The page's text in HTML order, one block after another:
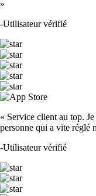
»
-Utilisateur vérifié
« Service client au top.
personne qui a vite réglé
-Utilisateur vérifié